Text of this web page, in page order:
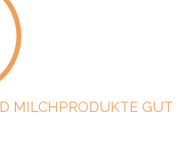
MILCHPRODUKTE GUT